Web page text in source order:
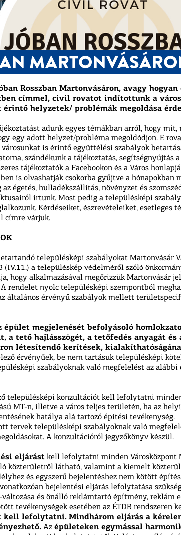
Rosszban Martonvásáron, avagy
címmel, civil rovatot indítottunk a
érintő helyzetek/ problémák megoldása
adunk egyes témákban arról, hogy
egy adott helyzet/probléma megoldódjon. E
is érintő együttélési szabályok
szándékunk a tájékoztatás, segítségnyújtás
tájékoztatók a Facebookon és a Város
is olvashatják csokorba gyűjtve a
égetés, hulladékszállítás, növényzet és
írtunk. Most pedig a településképi
Kérdéseiket, észrevételeiket, esetleges
címre várjuk.
településképi szabályokat Martonvásár
a településkép védelméről szóló
hogy alkalmazásával megőrizzük Martonvásár
A rendelet nyolc településképi szempontból
általános érvényű szabályok mellett
épület megjelenését befolyásoló
a tető hajlásszögét, a tetőfedés anyagát és
létesítendő kerítések,
érvényűek, be nem tartásuk településképi
szabályoknak való megfelelést az alábbi
településképi konzultációt kell lefolytatni
MT-n, illetve a város teljes területén, ha az
hatálya alá tartozó építési tevékenység.
tervek településképi szabályoknak való
A konzultációról jegyzőkönyv készül.
eljárást kell lefolytatni minden Városközpont
közterületről látható, valamint a kiemelt
és egyszerű bejelentéshez nem kötött
bejelentési eljárás lefolytatása
és önálló reklámtartó építmény, reklám
tevékenységek esetében az ÉTDR rendszeren
kell lefolytatni. Mindhárom eljárás a
Az épületeken egymással